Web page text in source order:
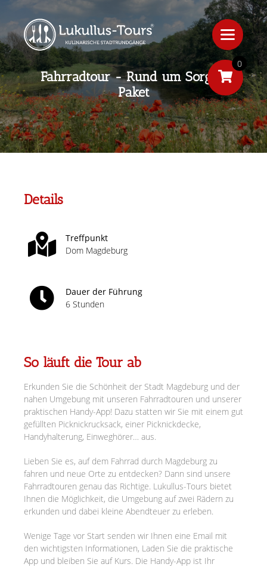
Fahrradtour - Rund um Sorglos
Paket
Details
Treffpunkt
Dom Magdeburg
Dauer der Führung
6 Stunden
So läuft die Tour ab
Erkunden Sie die Schönheit der Stadt Magdeburg und der
nahen Umgebung mit unseren Fahrradtouren und unserer
praktischen Handy-App! Dazu statten wir Sie mit einem gut
gefüllten Picknickrucksack, einer Picknickdecke,
Handyhalterung, Einweghörer… aus.
Lieben Sie es, auf dem Fahrrad durch Magdeburg zu
fahren und neue Orte zu entdecken? Dann sind unsere
Fahrradtouren genau das Richtige. Lukullus-Tours bietet
Ihnen die Möglichkeit, die Umgebung auf zwei Rädern zu
erkunden und dabei kleine Abendteuer zu erleben.
Wenige Tage vor Start senden wir Ihnen eine Email mit
den wichtigsten Informationen, Laden Sie die praktische
App und bleiben Sie auf Kurs. Die Handy-App ist Ihr
0